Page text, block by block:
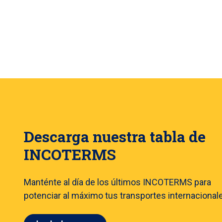
Descarga nuestra tabla de
INCOTERMS
Manténte al día de los últimos INCOTERMS para
potenciar al máximo tus transportes